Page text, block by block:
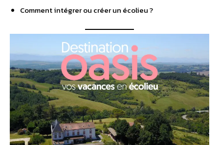
Comment intégrer ou créer un écolieu ?